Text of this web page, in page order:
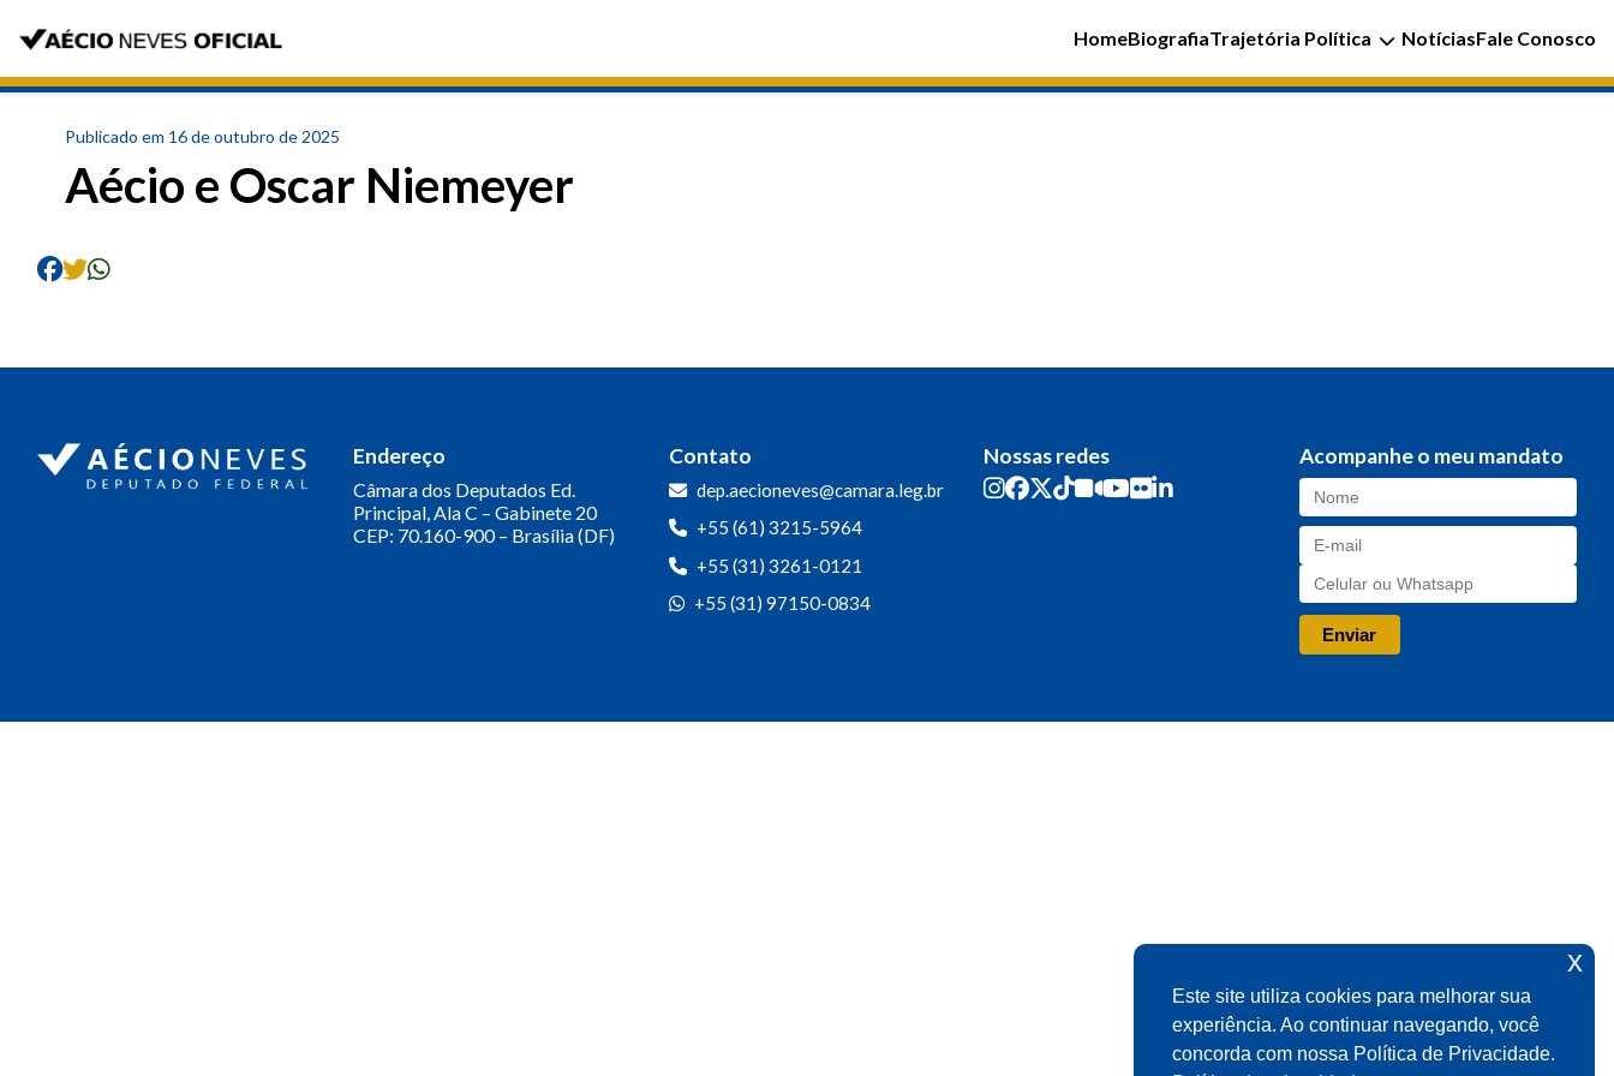
HomeBiografiaTrajetória Política NotíciasFale Conosco
Publicado em 16 de outubro de 2025
Aécio e Oscar Niemeyer
Endereço
Câmara dos Deputados Ed.
Principal, Ala C – Gabinete 20
CEP: 70.160-900 – Brasília (DF)
Contato
dep.aecioneves@camara.leg.br
+55 (61) 3215-5964
+55 (31) 3261-0121
+55 (31) 97150-0834
Nossas redes Acompanhe o meu mandato
Este site utiliza cookies para melhorar sua
experiência. Ao continuar navegando, você
concorda com nossa Política de Privacidade.
x